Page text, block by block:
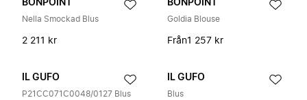
BONPOINT
Nella Smockad Blus
2 211 kr
BONPOINT
Goldia Blouse
Från1 257 kr
IL GUFO
P21CC071C0048/0127 Blus
IL GUFO
Blus